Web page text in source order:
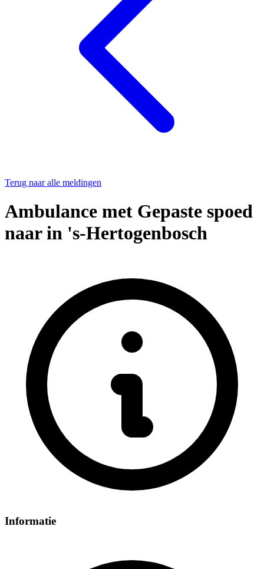
Terug naar alle meldingen
Ambulance met Gepaste spoed
naar in 's-Hertogenbosch
Informatie